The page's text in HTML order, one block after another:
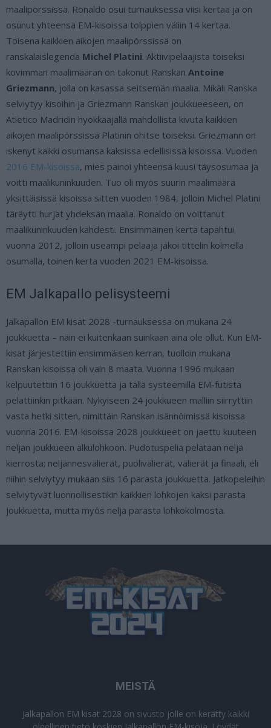
maalipörssissä. Ronaldo osui turnauksessa viisi kertaa ja on
osunut yhteensä EM-kisoissa tolppien väliin 14 kertaa.
Toisena kaikkien aikojen maalipörssissä on
ranskalaislegenda Michel Platini. Aktiivipelaajista toiseksi
kovimman maalimäärän on takonut Ranskan Antoine
Griezmann, jolla on kasassa seitsemän maalia. Mikäli Ranska
selviytyy kisoihin ja Griezmann Ranskan joukkueeseen, on
Atletico Madridin hyökkääjällä mahdollista kivuta kaikkien
aikojen maalipörssissä Platinin ohitse toiseksi. Griezmann on
iskenyt kaikki osumansa kaksissa edellisissä kisoissa. Vuoden
2016 EM-kisoissa, mies painoi yhteensä kuusi täysosumaa ja
voitti maalikuninkuuden. Tuo oli myös suurin maalimäärä
yksittäisissä kisoissa sitten vuoden 1984, jolloin Michel Platini
täräytti hurjat yhdeksän maalia. Ronaldo on voittanut
maalikuninkuuden kahdesti. Ensimmäinen kerta tapahtui
vuonna 2012, jolloin useampi pelaaja jakoi tittelin kolmella
osumalla, toinen kerta vuoden 2021 EM-kisoissa.
EM Jalkapallo pelisysteemi
Jalkapallon EM kisat 2028 -turnauksessa on mukana 24
joukkuetta – näin ei kuitenkaan suinkaan aina ole ollut. Kun EM-
kisat järjestettiin ensimmäisen kerran, tuolloin mukana
Ranskan kisoissa oli vain 8 maata. Vuonna 1996 mukaan
kelpuutettiin 16 joukkuetta ja tällä systeemillä EM-futista
pelattiinkin pitkään. Nykyiseen 24 joukkueen malliin siirryttiin
vasta hetki sitten, nimittäin Ranskan isännöimissä kisoissa
vuonna 2016. EM-kisoissa 2028 joukkueet on jaettu kuuteen
neljän joukkueen alkulohkoon. Pudotuspeliä pelataan neljä
kierrosta; neljännesvälierät, puolivälierät, välierät ja finaali, eli
niihin selviytyy mukaan siis 16 parasta joukkuetta. Jatkopeleihin
selviytyvät luonnollisestikin kaikkien lohkojen kaksi parasta
joukkuetta, mutta myös neljä parasta lohkokolmosta.
MEISTÄ
Jalkapallon EM kisat 2028 on sivusto jolle on kerätty kaikki